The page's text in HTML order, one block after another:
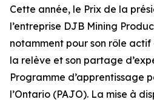
Cette année, le Prix de la
l’entreprise DJB Mining
notamment pour son rôle
la relève et son partage
Programme d’apprentissage
l’Ontario (PAJO). La mise à